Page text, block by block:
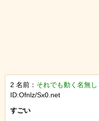
2 名前： それでも動く名無し
ID:Ofnlz/Sx0.net
すごい